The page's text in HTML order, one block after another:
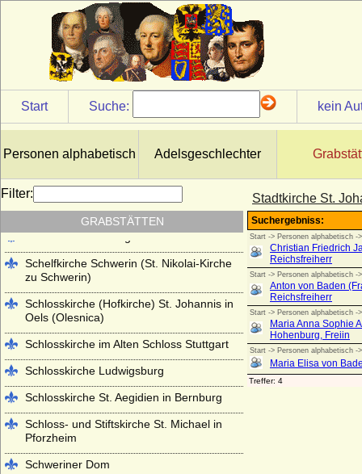
Start Suche: kein
Personen alphabetisch Adelsgeschlechter
Stadtkirche St.
Filter:
GRABSTÄTTEN
Kloster Lehnin
Lambertikirche in Aurich
Marienkirche Hanau (ehemals Reformierte
Kirche Hanau)
Martinskirche Kassel
Mausoleum im Schlosspark
(Offenbach a.M.)
Mausoleum Stadthagen
Parkfriedhof Meiningen
Schelfkirche Schwerin (St. Nikolai-Kirche
zu Schwerin)
Schlosskirche (Hofkirche) St. Johannis in
Oels (Olesnica)
Schlosskirche im Alten Schloss Stuttgart
Schlosskirche Ludwigsburg
Schlosskirche St. Aegidien in Bernburg
Schloss- und Stiftskirche St. Michael in
Pforzheim
Schweriner Dom